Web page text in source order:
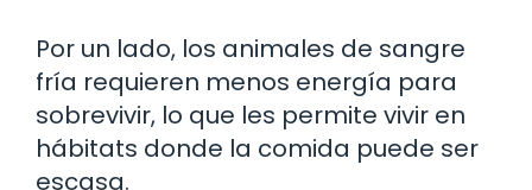
Por un lado, los animales de sangre
fría requieren menos energía para
sobrevivir, lo que les permite vivir en
hábitats donde la comida puede ser
escasa.